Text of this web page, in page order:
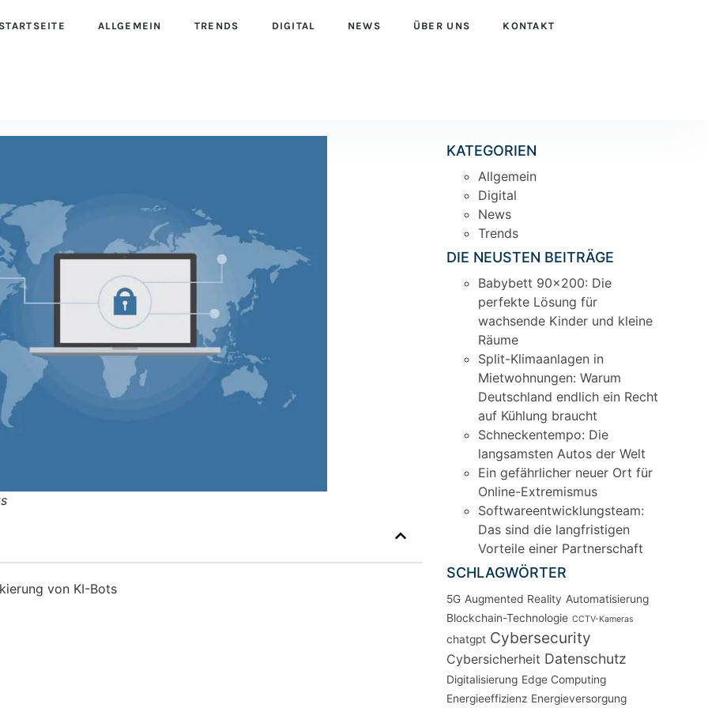
ALLGEMEIN TRENDS DIGITAL NEWS ÜBER UNS KONTAKT
von KI-Bots
KATEGORIEN
Allgemein
Digital
News
Trends
DIE NEUSTEN BEITRÄGE
Babybett 90×200: Die
perfekte Lösung für
wachsende Kinder und kleine
Räume
Split-Klimaanlagen in
Mietwohnungen: Warum
Deutschland endlich ein Recht
auf Kühlung braucht
Schneckentempo: Die
langsamsten Autos der Welt
Ein gefährlicher neuer Ort für
Online-Extremismus
Softwareentwicklungsteam:
Das sind die langfristigen
Vorteile einer Partnerschaft
SCHLAGWÖRTER
5G Augmented Reality Automatisierung
Blockchain-Technologie CCTV-Kameras
chatgpt Cybersecurity
Cybersicherheit Datenschutz
Digitalisierung Edge Computing
Energieeffizienz Energieversorgung